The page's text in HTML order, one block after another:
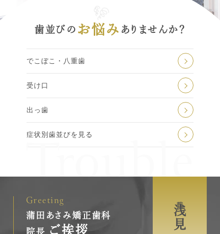
歯並びの お悩み ありませんか？
でこぼこ・八重歯
受け口
出っ歯
症状別歯並びを見る
蒲田あさみ矯正歯科
院長
ご挨拶